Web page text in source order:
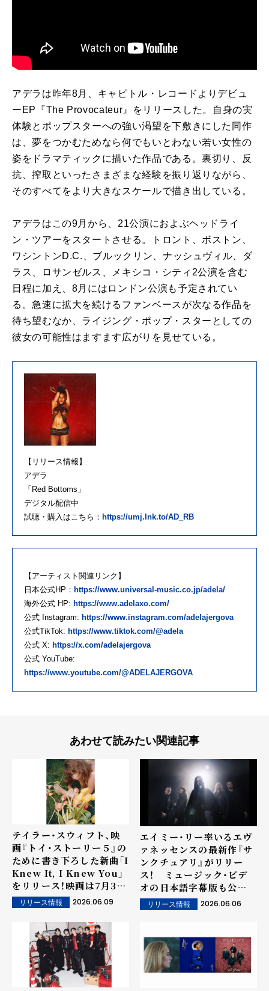
アデラは昨年8月、キャピトル・レコードよりデビュ
ーEP『The Provocateur』をリリースした。自身の実
体験とポップスターへの強い渇望を下敷きにした同作
は、夢をつかむためなら何でもいとわない若い女性の
姿をドラマティックに描いた作品である。裏切り、反
抗、搾取といったさまざまな経験を振り返りながら、
そのすべてをより大きなスケールで描き出している。
アデラはこの9月から、21公演におよぶヘッドライ
ン・ツアーをスタートさせる。トロント、ボストン、
ワシントンD.C.、ブルックリン、ナッシュヴィル、ダ
ラス、ロサンゼルス、メキシコ・シティ2公演を含む
日程に加え、8月にはロンドン公演も予定されてい
る。急速に拡大を続けるファンベースが次なる作品を
待ち望むなか、ライジング・ポップ・スターとしての
彼女の可能性はますます広がりを見せている。
【リリース情報】
アデラ
「Red Bottoms」
デジタル配信中
試聴・購入はこちら： https://umj.lnk.to/AD_RB
【アーティスト関連リンク】
日本公式HP： https://www.universal-music.co.jp/adela/
海外公式 HP: https://www.adelaxo.com/
公式 Instagram: https://www.instagram.com/adelajergova
公式TikTok: https://www.tiktok.com/@adela
公式 X: https://x.com/adelajergova
公式 YouTube:
https://www.youtube.com/@ADELAJERGOVA
あわせて読みたい関連記事
テイラー・スウィフト、映
画『トイ・ストーリー５』の
ために書き下ろした新曲「I
Knew It, I Knew You」
をリリース！映画は7月3日
（金）日本公開。
リリース情報 2026.06.09
エイミー・リー率いるエヴ
ァネッセンスの最新作『サ
ンクチュアリ』がリリー
ス！ ミュージック・ビデ
オの日本語字幕版も公
開！ 待望の来日公演も発
表！
リリース情報 2026.06.06